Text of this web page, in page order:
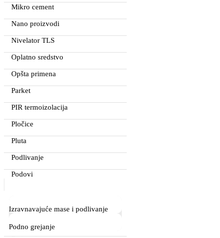
Mikro cement
Nano proizvodi
Nivelator TLS
Oplatno sredstvo
Opšta primena
Parket
PIR termoizolacija
Pločice
Pluta
Podlivanje
Podovi
Izravnavajuće mase i podlivanje
Podno grejanje